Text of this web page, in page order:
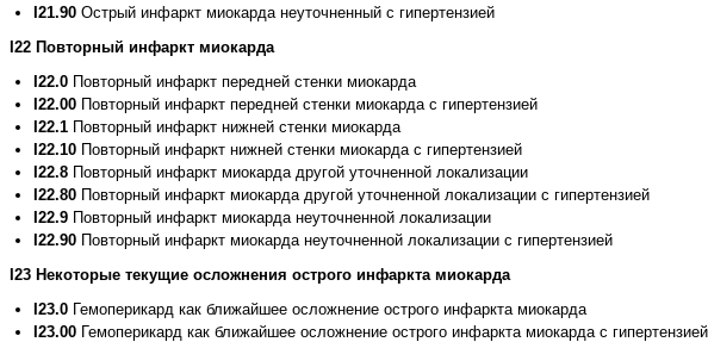
I21.90 Острый инфаркт миокарда неуточненный с гипертензией
I22 Повторный инфаркт миокарда
I22.0 Повторный инфаркт передней стенки миокарда
I22.00 Повторный инфаркт передней стенки миокарда с гипертензией
I22.1 Повторный инфаркт нижней стенки миокарда
I22.10 Повторный инфаркт нижней стенки миокарда с гипертензией
I22.8 Повторный инфаркт миокарда другой уточненной локализации
I22.80 Повторный инфаркт миокарда другой уточненной локализации с гипертензией
I22.9 Повторный инфаркт миокарда неуточненной локализации
I22.90 Повторный инфаркт миокарда неуточненной локализации с гипертензией
I23 Некоторые текущие осложнения острого инфаркта миокарда
I23.0 Гемоперикард как ближайшее осложнение острого инфаркта миокарда
I23.00 Гемоперикард как ближайшее осложнение острого инфаркта миокарда с гипертензией